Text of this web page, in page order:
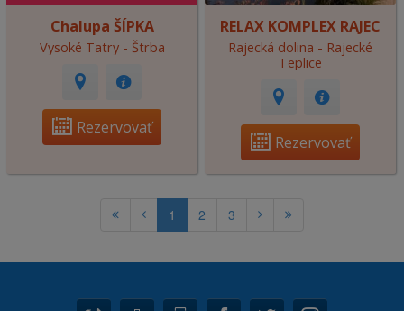
Chalupa ŠÍPKA
Vysoké Tatry - Štrba
Rezervovať
RELAX KOMPLEX RAJEC
Rajecká dolina - Rajecké
Teplice
Rezervovať
1 2 3